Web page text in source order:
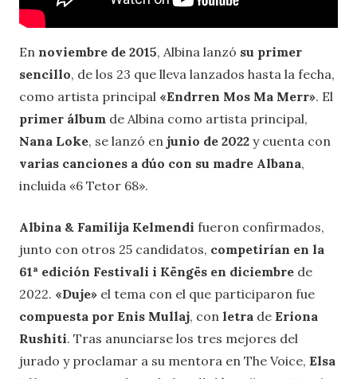
En noviembre de 2015, Albina lanzó su primer
sencillo, de los 23 que lleva lanzados hasta la fecha,
como artista principal «Endrren Mos Ma Merr». El
primer álbum de Albina como artista principal,
Nana Loke, se lanzó en junio de 2022 y cuenta con
varias canciones a dúo con su madre Albana,
incluida «6 Tetor 68».
Albina & Familija Kelmendi fueron confirmados,
junto con otros 25 candidatos, competirían en la
61ª edición Festivali i Këngës en diciembre de
2022. «Duje» el tema con el que participaron fue
compuesta por Enis Mullaj, con letra de Eriona
Rushiti. Tras anunciarse los tres mejores del
jurado y proclamar a su mentora en The Voice, Elsa